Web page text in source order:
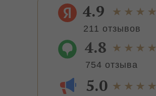
211 отзывов
4.9
754 отзыва
4.8
5.0